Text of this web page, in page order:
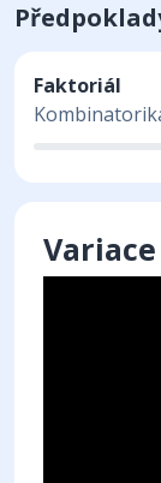
Faktoriál